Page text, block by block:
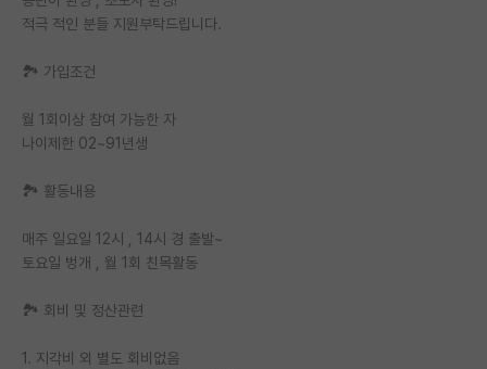
커리어
유학교육
반도체 아카데미
재팬라운지 🌸
적극 적인 분들 지원부탁드립니다.
🏞 가입조건
월 1회이상 참여 가능한 자
나이제한 02~91년생
🏞 활동내용
매주 일요일 12시 , 14시 경 출발~
토요일 벙개 , 월 1회 친목활동
🏞 회비 및 정산관련
1. 지각비 외 별도 회비없음